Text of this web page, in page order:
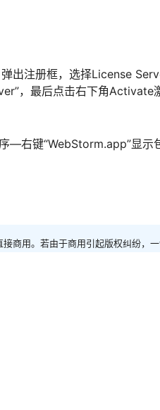
出注册框，选择License
，最后点击右下角Activate
—右键“WebStorm.app”显示
商用。若由于商用引起版权纠纷，